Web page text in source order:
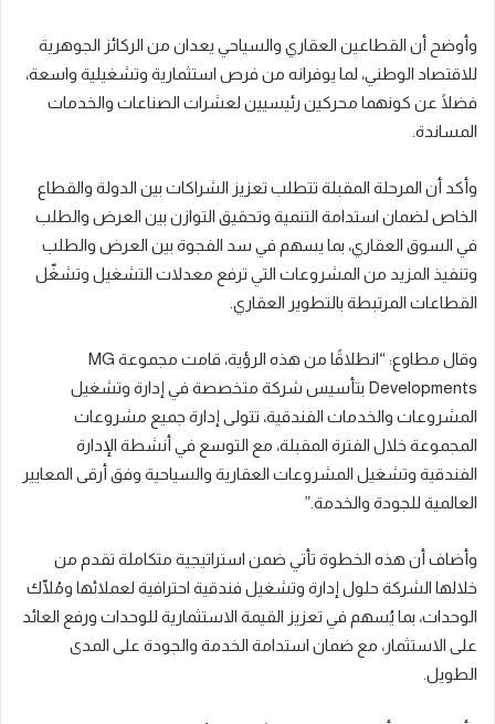
وأوضح أن القطاعين العقاري والسياحي يعدان من الركائز الجوهرية
للاقتصاد الوطني، لما يوفرانه من فرص استثمارية وتشغيلية واسعة،
فضلًا عن كونهما محركين رئيسيين لعشرات الصناعات والخدمات
المساندة.
وأكد أن المرحلة المقبلة تتطلب تعزيز الشراكات بين الدولة والقطاع
الخاص لضمان استدامة التنمية وتحقيق التوازن بين العرض والطلب
في السوق العقاري، بما يسهم في سد الفجوة بين العرض والطلب
وتنفيذ المزيد من المشروعات التي ترفع معدلات التشغيل وتشغّل
القطاعات المرتبطة بالتطوير العقاري.
وقال مطاوع: “انطلاقًا من هذه الرؤية، قامت مجموعة MG
Developments بتأسيس شركة متخصصة في إدارة وتشغيل
المشروعات والخدمات الفندقية، تتولى إدارة جميع مشروعات
المجموعة خلال الفترة المقبلة، مع التوسع في أنشطة الإدارة
الفندقية وتشغيل المشروعات العقارية والسياحية وفق أرقى المعايير
العالمية للجودة والخدمة.”
وأضاف أن هذه الخطوة تأتي ضمن استراتيجية متكاملة تقدم من
خلالها الشركة حلول إدارة وتشغيل فندقية احترافية لعملائها ومُلّاك
الوحدات، بما يُسهم في تعزيز القيمة الاستثمارية للوحدات ورفع العائد
على الاستثمار، مع ضمان استدامة الخدمة والجودة على المدى
الطويل.